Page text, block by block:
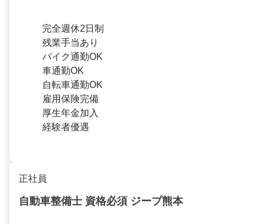
完全週休2日制
残業手当あり
バイク通勤OK
車通勤OK
自転車通勤OK
雇用保険完備
厚生年金加入
経験者優遇
正社員
自動車整備士 資格必須 ジープ熊本